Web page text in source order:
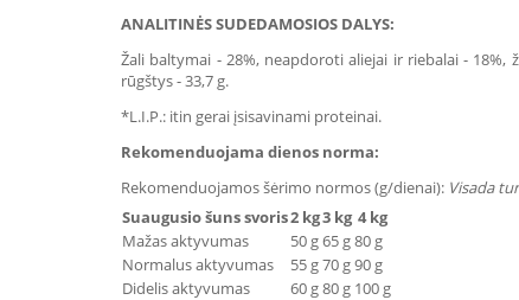
ANALITINĖS SUDEDAMOSIOS DALYS:
Žali baltymai - 28%, neapdoroti aliejai ir riebalai - 18%,
rūgštys - 33,7 g.
*L.I.P.: itin gerai įsisavinami proteinai.
Rekomenduojama dienos norma:
Rekomenduojamos šėrimo normos (g/dienai): Visada
Suaugusio šuns svoris2 kg3 kg 4 kg
Mažas aktyvumas
50 g65 g80 g
Normalus aktyvumas
55 g70 g90 g
Didelis aktyvumas
60 g80 g 100 g